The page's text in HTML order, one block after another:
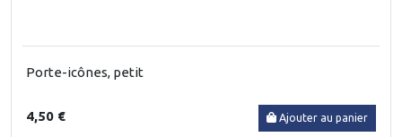
Porte-icônes, petit
4,50 € Ajouter au panier